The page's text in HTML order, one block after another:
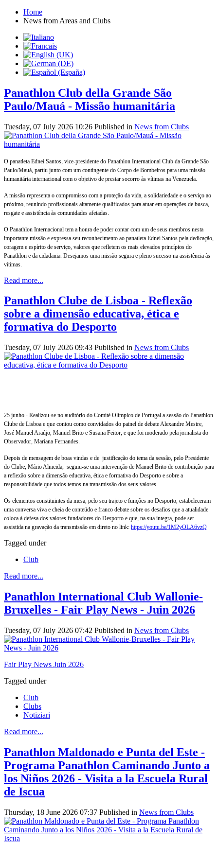
Home
News from Areas and Clubs
Panathlon Club della Grande São
Paulo/Mauá - Missão humanitária
Tuesday, 07 July 2026 10:26 Published in News from Clubs
O panatleta Ednei Santos, vice-presidente do Panathlon International Club da Grande São
Paulo/Mauá, partiu junto com um contingente do Corpo de Bombeiros para uma missão
humanitária internacional com o objetivo de prestar socorro às vítimas na Venezuela.
A missão representa o compromisso com a proteção da vida, a solidariedade e o serviço ao
próximo, reunindo profissionais altamente qualificados para atuar em operações de busca,
resgate e assistência às comunidades afetadas.
O Panathlon Internacional tem a honra de poder contar com um de seus membros nesta
importante missão e expressa seu reconhecimento ao panatleta Ednei Santos pela dedicação,
coragem e espírito de serviço, valores que refletem os mais elevados princípios do
Panathlon e da cidadania. Desejamos uma missão segura e pleno sucesso na assistência às
vítimas.
Read more...
Panathlon Clube de Lisboa - Reflexão
sobre a dimensão educativa, ética e
formativa do Desporto
Tuesday, 07 July 2026 09:43 Published in News from Clubs
25 junho - Realizou-se no auditório do Comité Olímpico de Portugal a sessão do Panathlon
Clube de Lisboa e que contou como convidados do painel de debate Alexandre Mestre,
José Manuel Araújo, Manuel Brito e Susana Feitor, e que foi moderado pela jornalista do
Observador, Mariana Fernandes.
Depois de mensagem de boas vindas e de justificação do tema da sessão, pelo Presidente
do Clube, Mário Almeida, seguiu-se uma intervenção de Manuel Brito de contribuição para
a reflexão sobre a dimensão educativa, ética e formativa do Desporto e sobre a
responsabilidade que todos temos na transmissão dos seus valores.
Os elementos constituintes da mesa, pelo seu trajeto e funções no Desporto, estabeleceram
uma conversa viva e cheia de conteúdo e franco debate sobre os desafios que a atualidade
coloca à defesa dos valores fundadores do Desporto e que, na sua íntegra, pode ser
assistida na gravação da transmissão em direto no link: https://youtu.be/1M2yOLA6vzQ
Tagged under
Club
Read more...
Panathlon International Club Wallonie-
Bruxelles - Fair Play News - Juin 2026
Tuesday, 07 July 2026 07:42 Published in News from Clubs
Fair Play News Juin 2026
Tagged under
Club
Clubs
Notiziari
Read more...
Panathlon Maldonado e Punta del Este -
Programa Panathlon Caminando Junto a
los Niños 2026 - Visita a la Escuela Rural
de Iscua
Thursday, 18 June 2026 07:37 Published in News from Clubs